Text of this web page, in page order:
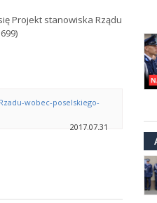
Projekt stanowiska Rządu
wobec-poselskiego-
2017.07.31